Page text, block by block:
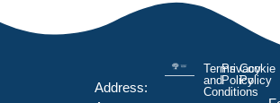
Address:
Terms
and
Conditions
Privacy
Policy
Cookie
Policy